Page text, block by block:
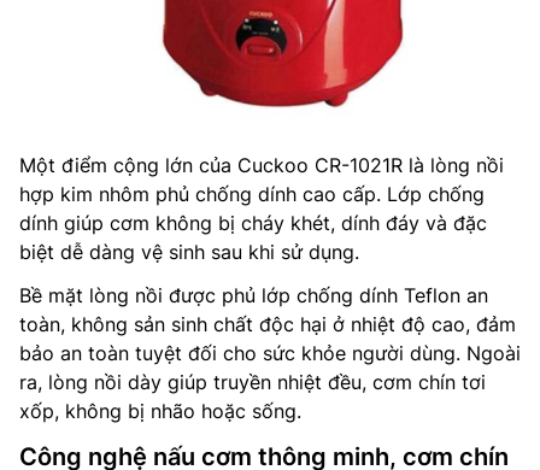
Một điểm cộng lớn của Cuckoo CR-1021R là lòng nồi
hợp kim nhôm phủ chống dính cao cấp. Lớp chống
dính giúp cơm không bị cháy khét, dính đáy và đặc
biệt dễ dàng vệ sinh sau khi sử dụng.
Bề mặt lòng nồi được phủ lớp chống dính Teflon an
toàn, không sản sinh chất độc hại ở nhiệt độ cao, đảm
bảo an toàn tuyệt đối cho sức khỏe người dùng. Ngoài
ra, lòng nồi dày giúp truyền nhiệt đều, cơm chín tơi
xốp, không bị nhão hoặc sống.
Công nghệ nấu cơm thông minh, cơm chín